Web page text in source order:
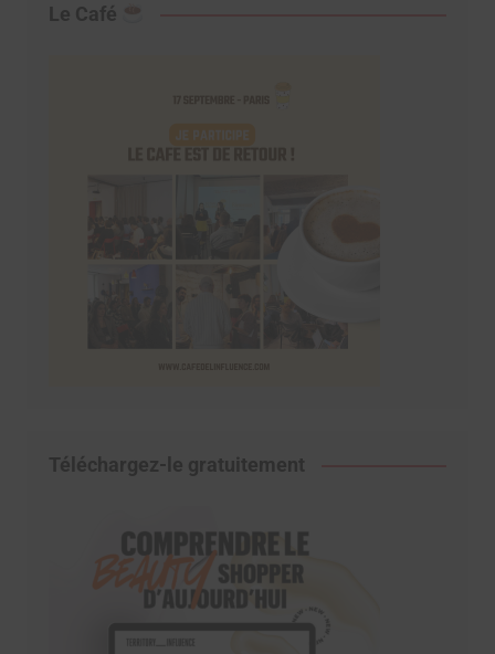
Le Café
Téléchargez-le gratuitement